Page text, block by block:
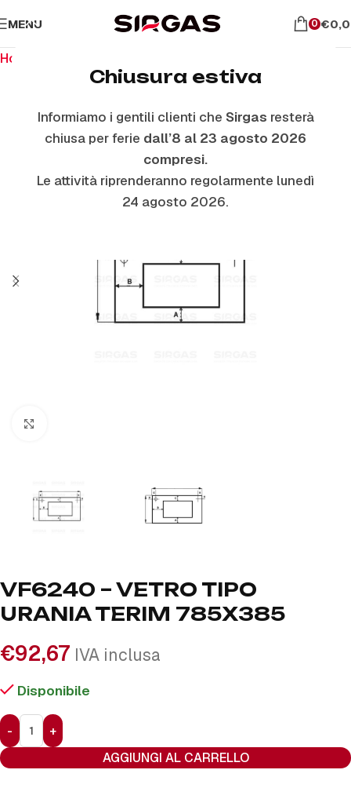
Chiusura estiva
Informiamo i gentili clienti che Sirgas resterà
chiusa per ferie dall’8 al 23 agosto 2026
compresi.
Le attività riprenderanno regolarmente lunedì
24 agosto 2026.
MENU 0 €
Home
VF6240 – VETRO TIPO
URANIA TERIM 785X385
€92,67 IVA inclusa
Disponibile
AGGIUNGI AL CARRELLO